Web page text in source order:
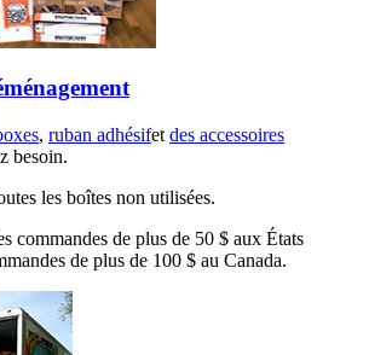
, ruban adhésifet des accessoires
besoin.
les boîtes non utilisées.
commandes de plus de 50 $ aux États
de plus de 100 $ au Canada.